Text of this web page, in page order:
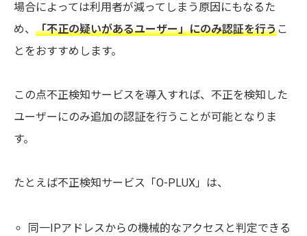
場合によっては利用者が減ってしまう原因にもなるた
め、 「不正の疑いがあるユーザー」にのみ認証を行うこ
とをおすすめします。
この点不正検知サービスを導入すれば、不正を検知した
ユーザーにのみ追加の認証を行うことが可能となりま
す。
たとえば不正検知サービス「O-PLUX」は、
同一IPアドレスからの機械的なアクセスと判定できる